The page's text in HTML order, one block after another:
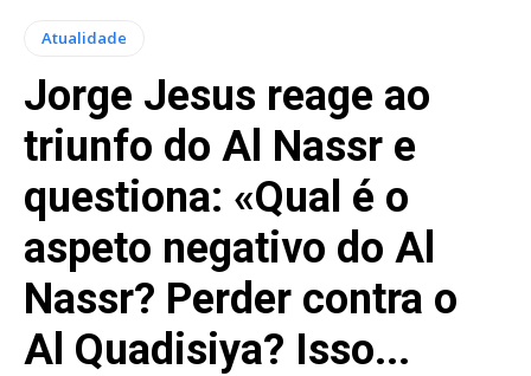
Atualidade
Jorge Jesus reage ao
triunfo do Al Nassr e
questiona: «Qual é o
aspeto negativo do Al
Nassr? Perder contra o
Al Quadisiya? Isso...